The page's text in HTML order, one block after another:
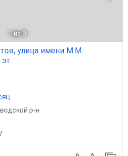
1 из 9
улица имени М.М.
р-н